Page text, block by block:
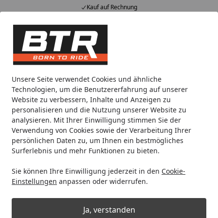
Unsere Seite verwendet Cookies und ähnliche
Technologien, um die Benutzererfahrung auf unserer
Website zu verbessern, Inhalte und Anzeigen zu
personalisieren und die Nutzung unserer Website zu
analysieren. Mit Ihrer Einwilligung stimmen Sie der
Verwendung von Cookies sowie der Verarbeitung Ihrer
persönlichen Daten zu, um Ihnen ein bestmögliches
Surferlebnis und mehr Funktionen zu bieten.
Sie können Ihre Einwilligung jederzeit in den Cookie-
Einstellungen anpassen oder widerrufen.
Ja, verstanden
Kauf auf Rechnung
Alle Produkte
Mein Konto
Suchen
Noch 1 Tag und 9 Stunden
Spare bis zu 35% auf EVOLIFT® Zentralständer
von BTR!
Startseite
Zentralständer EVOLIFT® Zentralständer für MV Agusta
Zentralständer EVOLIFT® für MV
Agusta Brutale 800 R 15-
% bis 08.08.2026